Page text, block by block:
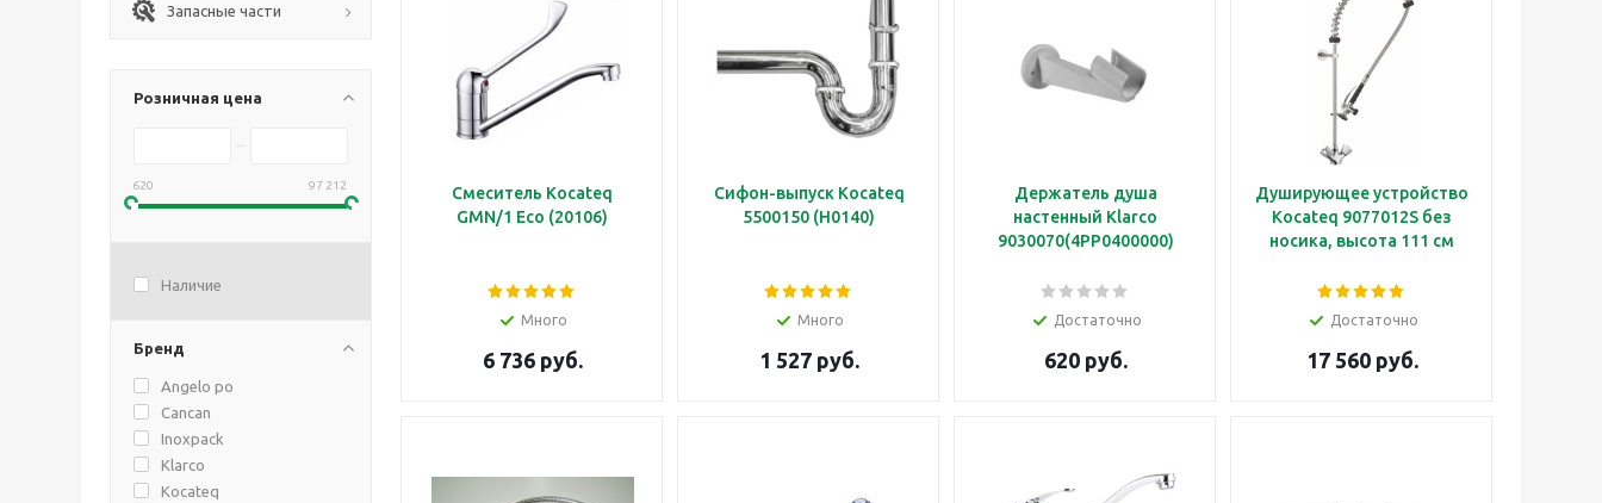
Запасные части
Розничная цена
620 97 212
Наличие
Бренд
Angelo po
Cancan
Inoxpack
Klarco
Kocateq
Смеситель Kocateq
GMN/1 Eco (20106)
Много
6 736 руб.
Сифон-выпуск Kocateq
5500150 (H0140)
Много
1 527 руб.
Держатель душа
настенный Klarco
9030070(4PP0400000)
Достаточно
620 руб.
Душирующее устройство
Kocateq 9077012S без
носика, высота 111 см
Достаточно
17 560 руб.